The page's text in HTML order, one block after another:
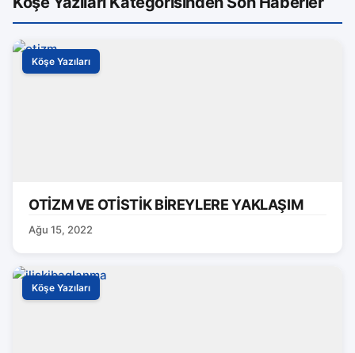
Köşe Yazıları
OTİZM VE OTİSTİK BİREYLERE YAKLAŞIM
Ağu 15, 2022
Köşe Yazıları